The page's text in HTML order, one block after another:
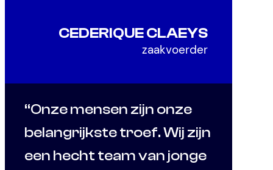
CEDERIQUE CLAEYS
zaakvoerder
“Onze mensen zijn onze
belangrijkste troef. Wij zijn
een hecht team van jonge